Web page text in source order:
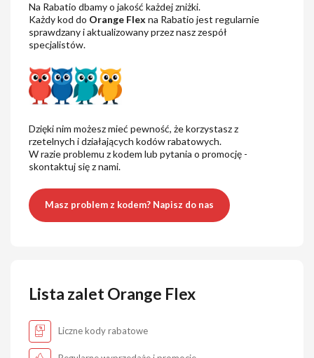
Na Rabatio dbamy o jakość każdej zniżki.
Każdy kod do Orange Flex na Rabatio jest regularnie
sprawdzany i aktualizowany przez nasz zespół
specjalistów.
Dzięki nim możesz mieć pewność, że korzystasz z
rzetelnych i działających kodów rabatowych.
W razie problemu z kodem lub pytania o promocję -
skontaktuj się z nami.
Masz problem z kodem? Napisz do nas
Lista zalet Orange Flex
Liczne kody rabatowe